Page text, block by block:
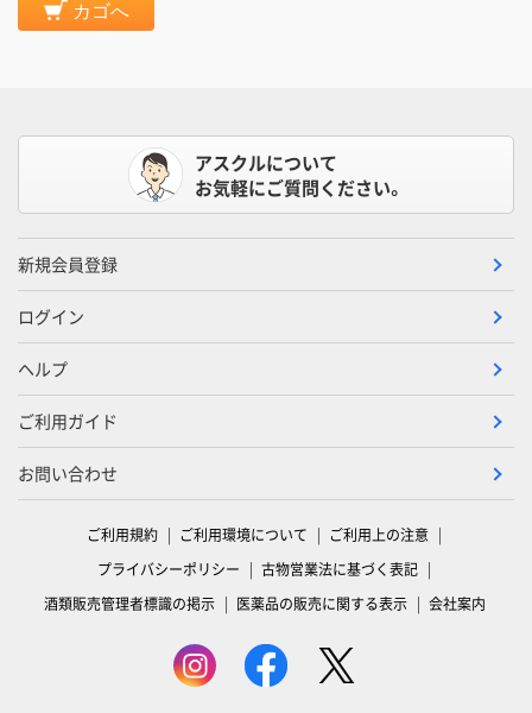
カゴへ
アスクルについて
お気軽にご質問ください。
新規会員登録
ログイン
ヘルプ
ご利用ガイド
お問い合わせ
ご利用規約 ご利用環境について
ご利用上の注意
プライバシーポリシー
古物営業法に基づく表記
酒類販売管理者標識の掲示
医薬品の販売に関する表示 会社案内